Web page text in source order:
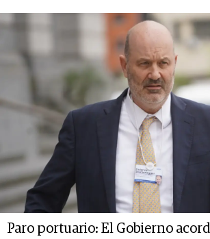
Paro portuario: El Gobierno